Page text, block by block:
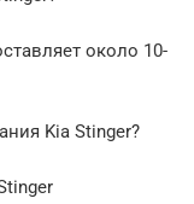
около 10-
Kia Stinger?